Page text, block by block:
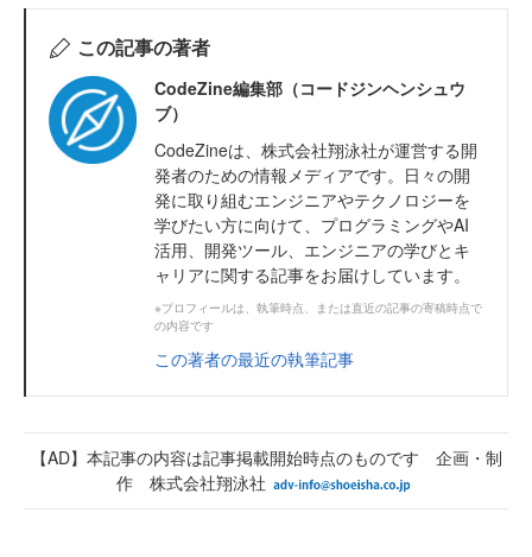
この記事の著者
CodeZine編集部（コードジンヘンシュウ
ブ）
CodeZineは、株式会社翔泳社が運営する開
発者のための情報メディアです。日々の開
発に取り組むエンジニアやテクノロジーを
学びたい方に向けて、プログラミングやAI
活用、開発ツール、エンジニアの学びとキ
ャリアに関する記事をお届けしています。
※プロフィールは、執筆時点、または直近の記事の寄稿時点で
の内容です
この著者の最近の執筆記事
【AD】本記事の内容は記事掲載開始時点のものです 企画・制
作 株式会社翔泳社